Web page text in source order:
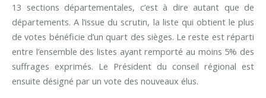
13 sections départementales, c’est à dire autant que de
départements. A l’issue du scrutin, la liste qui obtient le plus
de votes bénéficie d’un quart des sièges. Le reste est réparti
entre l’ensemble des listes ayant remporté au moins 5% des
suffrages exprimés. Le Président du conseil régional est
ensuite désigné par un vote des nouveaux élus.